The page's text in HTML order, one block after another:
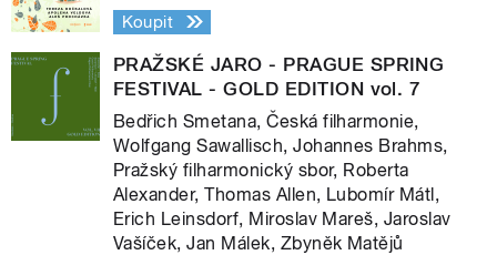
Koupit
PRAŽSKÉ JARO - PRAGUE SPRING
FESTIVAL - GOLD EDITION vol. 7
Bedřich Smetana, Česká filharmonie,
Wolfgang Sawallisch, Johannes Brahms,
Pražský filharmonický sbor, Roberta
Alexander, Thomas Allen, Lubomír Mátl,
Erich Leinsdorf, Miroslav Mareš, Jaroslav
Vašíček, Jan Málek, Zbyněk Matějů